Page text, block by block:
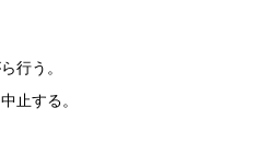
行う。
止する。